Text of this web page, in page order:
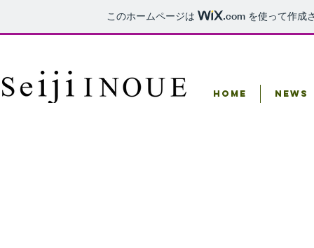
このホームページは .com を使って作成
Home NEWS